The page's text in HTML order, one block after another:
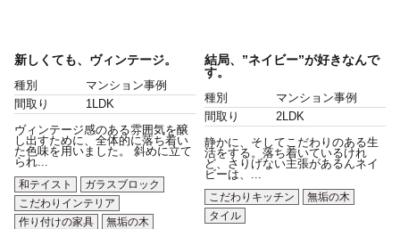
新しくても、ヴィンテージ。
種別
マンション事例
間取り
1LDK
ヴィンテージ感のある雰囲気を醸
し出すために、全体的に落ち着い
た色味を用いました。 斜めに立て
られ...
和テイスト
ガラスブロック
こだわりインテリア
作り付けの家具
無垢の木
結局、”ネイビー”が好きなんで
す。
種別
マンション事例
間取り
2LDK
静かに、そしてこだわりのある生
活をする。落ち着いているけれ
ど、さりげない主張があるんネイ
ビーは、...
こだわりキッチン
無垢の木
タイル